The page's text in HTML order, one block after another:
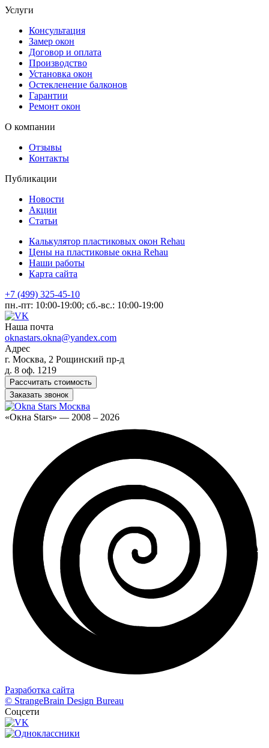
Услуги
Консультация
Замер окон
Договор и оплата
Производство
Установка окон
Остекленение балконов
Гарантии
Ремонт окон
О компании
Отзывы
Контакты
Публикации
Новости
Акции
Статьи
Калькулятор пластиковых окон Rehau
Цены на пластиковые окна Rehau
Наши работы
Карта сайта
+7 (499) 325-45-10
пн.-пт: 10:00-19:00; сб.-вс.: 10:00-19:00
Наша почта
oknastars.okna@yandex.com
Адрес
г. Москва, 2 Рощинский пр-д
д. 8 оф. 1219
Рассчитать стоимость
Заказать звонок
«Окна Stars» — 2008 – 2026
Разработка сайта
© StrangeBrain Design Bureau
Соцсети